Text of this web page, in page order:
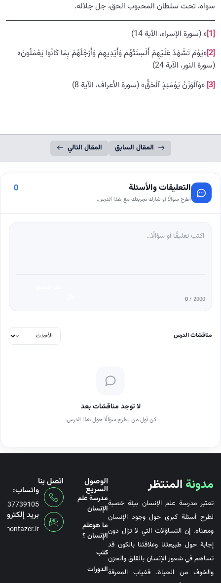
سواه، تحت سلطان المحبوب الحق، جل جلاله.
[1] « (سورة الإسراء، الآية 14)
[2] «يَوْمَ تَشْهَدُ عَلَيْهِمْ أَلْسِنَتُهُمْ وَأَيْدِيهِمْ وَأَرْجُلُهُمْ بِمَا كَانُوا يَعْمَلُونَ»
(سورة النور، الآية 24)
[3]
«وَٱلْوَزْنُ يَوْمَئِذٍ ٱلْحَقُّ» (سورة الأعراف، الآية 8)
المقال السابق المقال التالي
التعليقات والأسئلة
اطرح سؤالًا أو شارك تجربتك مع هذا الدرس.
0
0/ 2000
مناقشات الدرس
لا توجد مناقشات بعد
كن أول من يطرح سؤالًا حول هذا الدرس.
مدونة المنتظر
تعتبر مدرسة علم الإنسان بيئة خصبة
لطرح أسئلة كبرى حول وجود الإنسان
ومعناه. إن التساؤلات التي لا تزال دون
إجابة حول طبيعتنا وعلاقتنا بالكون قد
تساهم في شعور الإنسان بالقلق والحزن
والخوف من الحياة. فغياب المعرفة
الوصول
السريع
مدرسة علم
الإنسان
ما هوعلم
الإنسان ؟
کتب
الدورات
اتصل بنا
واتساب:
بريد